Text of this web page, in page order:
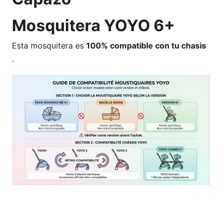
Mosquitera YOYO 6+
Esta mosquitera es 100% compatible con tu chasis
.